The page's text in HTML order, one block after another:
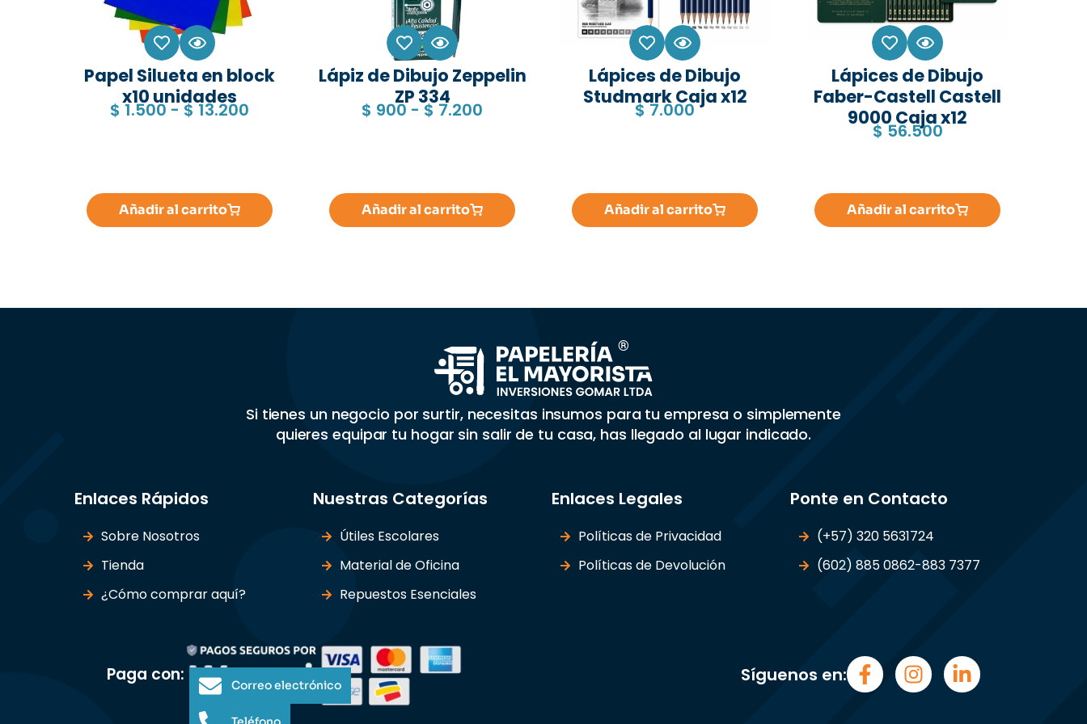
Papel Silueta en block
x10 unidades
$1.500 -$13.200
Añadir al carrito
Lápiz de Dibujo Zeppelin
ZP 334
$ 900 - $7.200
Añadir al carrito
Lápices de Dibujo
Studmark Caja x12
$7.000
Añadir al carrito
Lápices de Dibujo
Faber-Castell Castell
9000 Caja x12
$56.500
Añadir al carrito
Si tienes un negocio por surtir, necesitas insumos para tu empresa o simplemente
quieres equipar tu hogar sin salir de tu casa, has llegado al lugar indicado.
Enlaces Rápidos
Sobre Nosotros
Tienda
¿Cómo comprar aquí?
Nuestras Categorías
Útiles Escolares
Material de Oficina
Repuestos Esenciales
Enlaces Legales
Políticas de Privacidad
Políticas de Devolución
Ponte en Contacto
(+57) 320 5631724
(602) 885 0862-883 7377
Paga con: Síguenos en:
Correo electrónico